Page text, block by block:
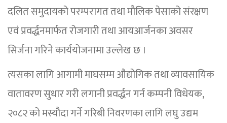
दलित समुदायको परम्परागत तथा मौलिक पेसाको संरक्षण
एवं प्रवर्द्धनमार्फत रोजगारी तथा आयआर्जनका अवसर
सिर्जना गरिने कार्ययोजनामा उल्लेख छ ।
त्यसका लागि आगामी माघसम्म औद्योगिक तथा व्यावसायिक
वातावरण सुधार गरी लगानी प्रवर्द्धन गर्न कम्पनी विधेयक,
२०८२ को मस्यौदा गर्ने गरिबी निवरणका लागि लघु उद्यम